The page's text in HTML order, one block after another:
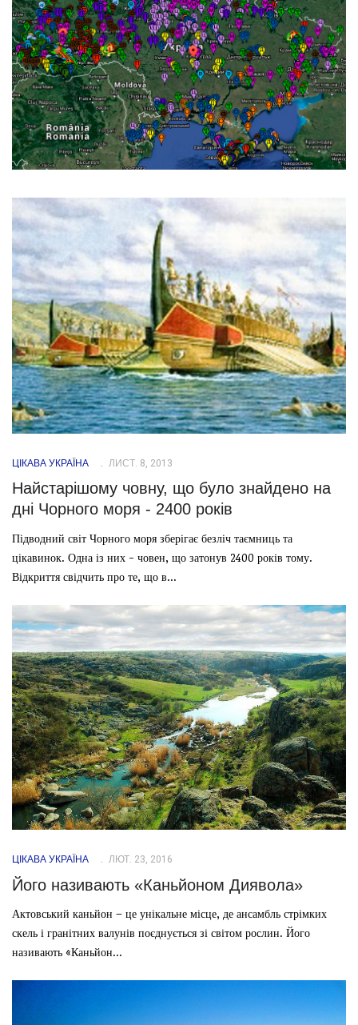
ЦІКАВА УКРАЇНА ЛИСТ. 8, 2013
Найстарішому човну, що було знайдено на
дні Чорного моря - 2400 років
Підводний світ Чорного моря зберігає безліч таємниць та
цікавинок. Одна із них - човен, що затонув 2400 років тому.
Відкриття свідчить про те, що в...
ЦІКАВА УКРАЇНА ЛЮТ. 23, 2016
Його називають «Каньйоном Диявола»
Актовський каньйон – це унікальне місце, де ансамбль стрімких
скель і гранітних валунів поєднується зі світом рослин. Його
називають «Каньйон...